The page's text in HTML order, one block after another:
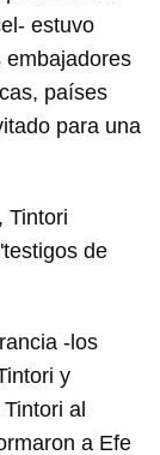
estuvo
embajadores
países
para una
Tintori
de
-los
y
al
a Efe